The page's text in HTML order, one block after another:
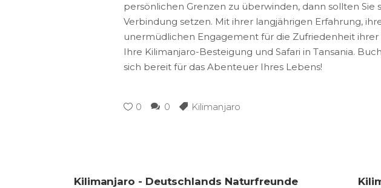
persönlichen Grenzen zu überwinden, dann sollten Sie
Verbindung setzen. Mit ihrer langjährigen Erfahrung,
unermüdlichen Engagement für die Zufriedenheit
Ihre Kilimanjaro-Besteigung und Safari in Tansania.
sich bereit für das Abenteuer Ihres Lebens!
0 0 Kilimanjaro
Kilimanjaro - Deutschlands Naturfreunde